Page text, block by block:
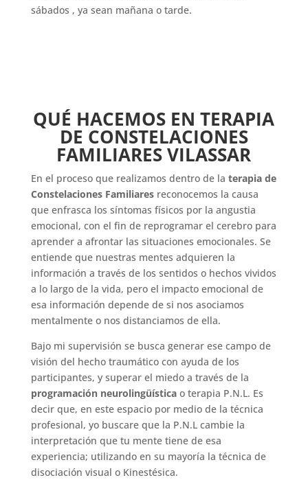
sábados , ya sean mañana o tarde.
QUÉ HACEMOS EN TERAPIA
DE CONSTELACIONES
FAMILIARESVILASSAR
En el proceso que realizamos dentro de la terapia de
Constelaciones Familiares reconocemos la causa
que enfrasca los síntomas físicos por la angustia
emocional, con el fin de reprogramar el cerebro para
aprender a afrontar las situaciones emocionales. Se
entiende que nuestras mentes adquieren la
información a través de los sentidos o hechos vividos
a lo largo de la vida, pero el impacto emocional de
esa información depende de si nos asociamos
mentalmente o nos distanciamos de ella.
Bajo mi supervisión se busca generar ese campo de
visión del hecho traumático con ayuda de los
participantes, y superar el miedo a través de la
programación neurolingüísticao terapia P.N.L. Es
decir que, en este espacio por medio de la técnica
profesional, yo buscare que la P.N.L cambie la
interpretación que tu mente tiene de esa
experiencia; utilizando en su mayoría la técnica de
disociación visual o Kinestésica.